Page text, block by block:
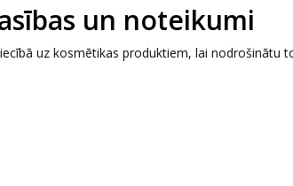
un noteikumi
uz kosmētikas produktiem, lai nodrošinātu